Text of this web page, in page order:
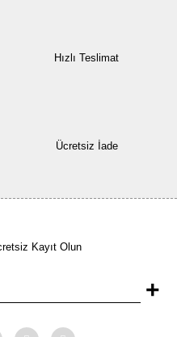
Hızlı Teslimat
Ücretsiz İade
Kayıt Olun
+